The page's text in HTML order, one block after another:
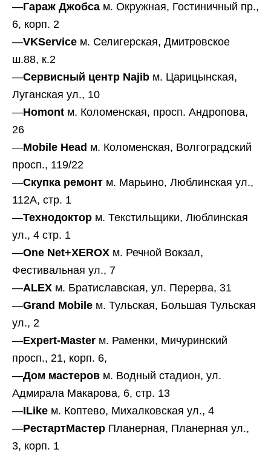
—Гараж Джобса м. Окружная, Гостиничный пр.,
6, корп. 2
—VKService м. Селигерская, Дмитровское
ш.88, к.2
—Сервисный центр Najib м. Царицынская,
Луганская ул., 10
—Homont м. Коломенская, просп. Андропова,
26
—Mobile Head м. Коломенская, Волгоградский
просп., 119/22
—Скупка ремонт м. Марьино, Люблинская ул.,
112А, стр. 1
—Технодоктор м. Текстильщики, Люблинская
ул., 4 стр. 1
—One Net+XEROX м. Речной Вокзал,
Фестивальная ул., 7
—ALEX м. Братиславская, ул. Перерва, 31
—Grand Mobile м. Тульская, Большая Тульская
ул., 2
—Expert-Master м. Раменки, Мичуринский
просп., 21, корп. 6,
—Дом мастеров м. Водный стадион, ул.
Адмирала Макарова, 6, стр. 13
—ILike м. Коптево, Михалковская ул., 4
—РестартМастер Планерная, Планерная ул.,
3, корп. 1